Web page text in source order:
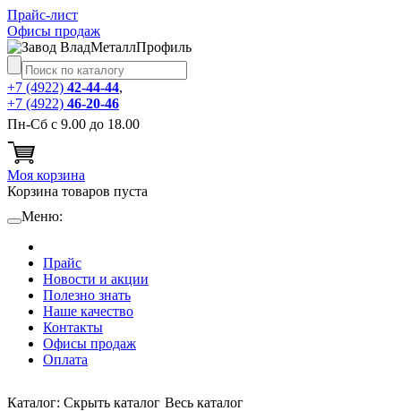
Прайс-лист
Офисы продаж
+7 (4922) 42-44-44,
+7 (4922) 46-20-46
Пн-Сб с 9.00 до 18.00
Моя корзина
Корзина товаров пуста
Меню:
Прайс
Новости и акции
Полезно знать
Наше качество
Контакты
Офисы продаж
Оплата
Каталог: Cкрыть каталог Весь каталог